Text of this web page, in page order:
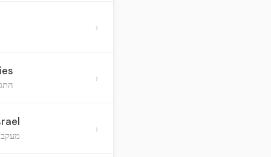
›
›
›